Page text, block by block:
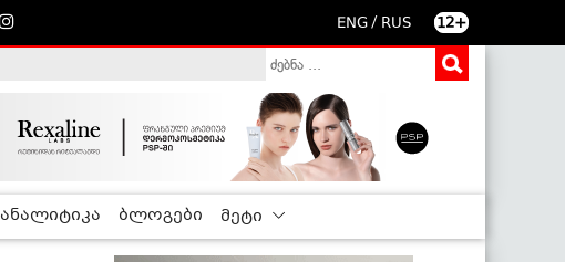
ENG / RUS 12+
ანალიტიკა ბლოგები მეტი